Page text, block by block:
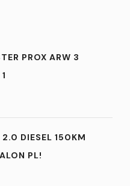
PROX ARW 3
2.0 DIESEL 150KM
PL!